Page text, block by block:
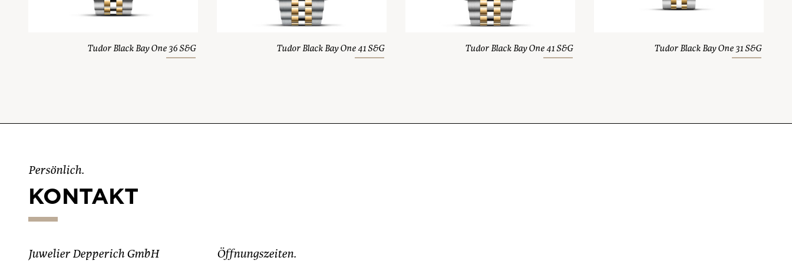
Tudor Black Bay One 36 S&G Tudor Black Bay One 41 S&G Tudor Black Bay One 41 S&G Tudor Black Bay One 31 S&G
Persönlich.
KONTAKT
Juwelier Depperich GmbH Öffnungszeiten.